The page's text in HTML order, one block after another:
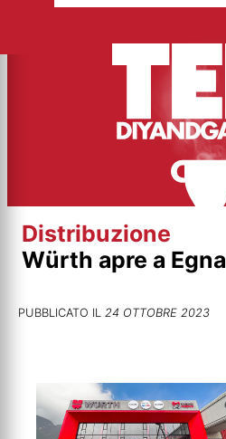
contenuto
Distribuzione
Würth apre a Egna
PUBBLICATO IL 24 OTTOBRE 2023